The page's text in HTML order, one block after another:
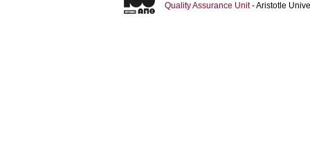
Quality Assurance Unit- Aristotle